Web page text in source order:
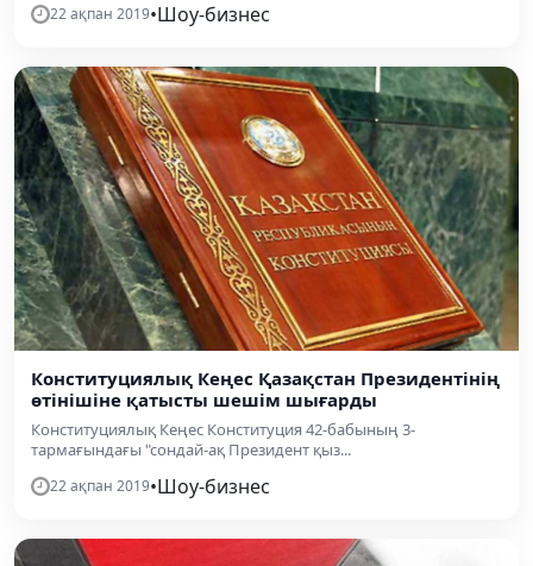
22 ақпан 2019•Шоу-бизнес
Конституциялық Кеңес Қазақстан Президентінің
өтінішіне қатысты шешім шығарды
Конституциялық Кеңес Конституция 42-бабының 3-
тармағындағы "сондай-ақ Президент қыз...
22 ақпан 2019•Шоу-бизнес